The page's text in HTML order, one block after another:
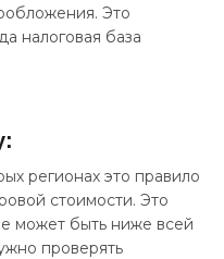
Это
налоговая база
регионах это правило
стоимости. Это
может быть ниже всей
проверять